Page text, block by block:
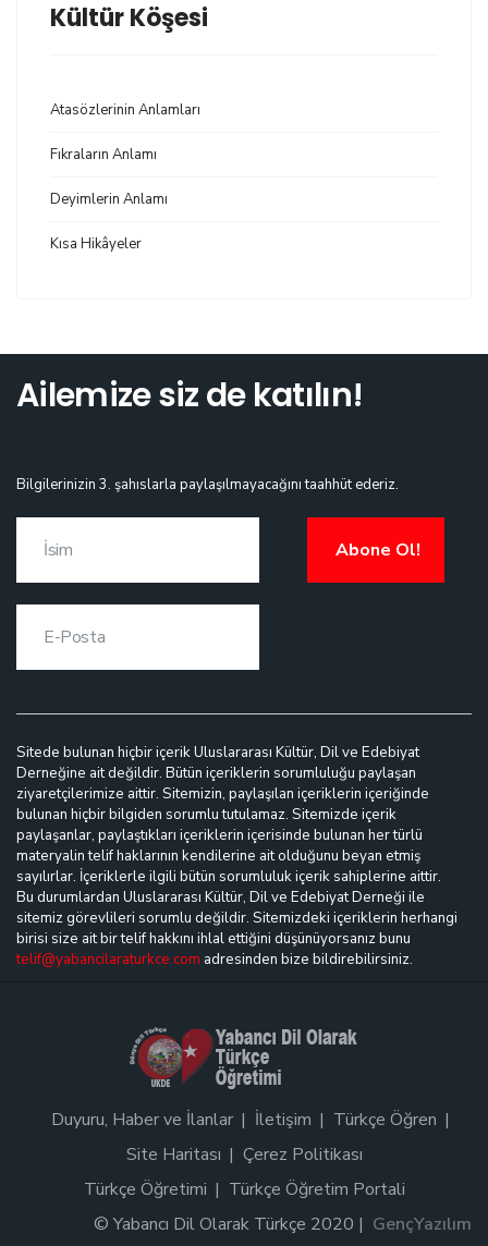
Kültür Köşesi
Atasözlerinin Anlamları
Fıkraların Anlamı
Deyimlerin Anlamı
Kısa Hikâyeler
Ailemize siz de katılın!
Bilgilerinizin 3. şahıslarla paylaşılmayacağını taahhüt ederiz.
Abone Ol!
Sitede bulunan hiçbir içerik Uluslararası Kültür, Dil ve Edebiyat
Derneğine ait değildir. Bütün içeriklerin sorumluluğu paylaşan
ziyaretçilerimize aittir. Sitemizin, paylaşılan içeriklerin içeriğinde
bulunan hiçbir bilgiden sorumlu tutulamaz. Sitemizde içerik
paylaşanlar, paylaştıkları içeriklerin içerisinde bulunan her türlü
materyalin telif haklarının kendilerine ait olduğunu beyan etmiş
sayılırlar. İçeriklerle ilgili bütün sorumluluk içerik sahiplerine aittir.
Bu durumlardan Uluslararası Kültür, Dil ve Edebiyat Derneği ile
sitemiz görevlileri sorumlu değildir. Sitemizdeki içeriklerin herhangi
birisi size ait bir telif hakkını ihlal ettiğini düşünüyorsanız bunu
telif@yabancilaraturkce.com adresinden bize bildirebilirsiniz.
Duyuru, Haber ve İlanlar İletişim
Türkçe Öğren
Site Haritası
Çerez Politikası
Türkçe Öğretimi
Türkçe Öğretim Portali
© Yabancı Dil Olarak Türkçe 2020 | GençYazılım